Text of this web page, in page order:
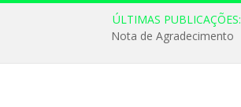
ÚLTIMAS PUBLICAÇÕES:
Nota de Agradecimento